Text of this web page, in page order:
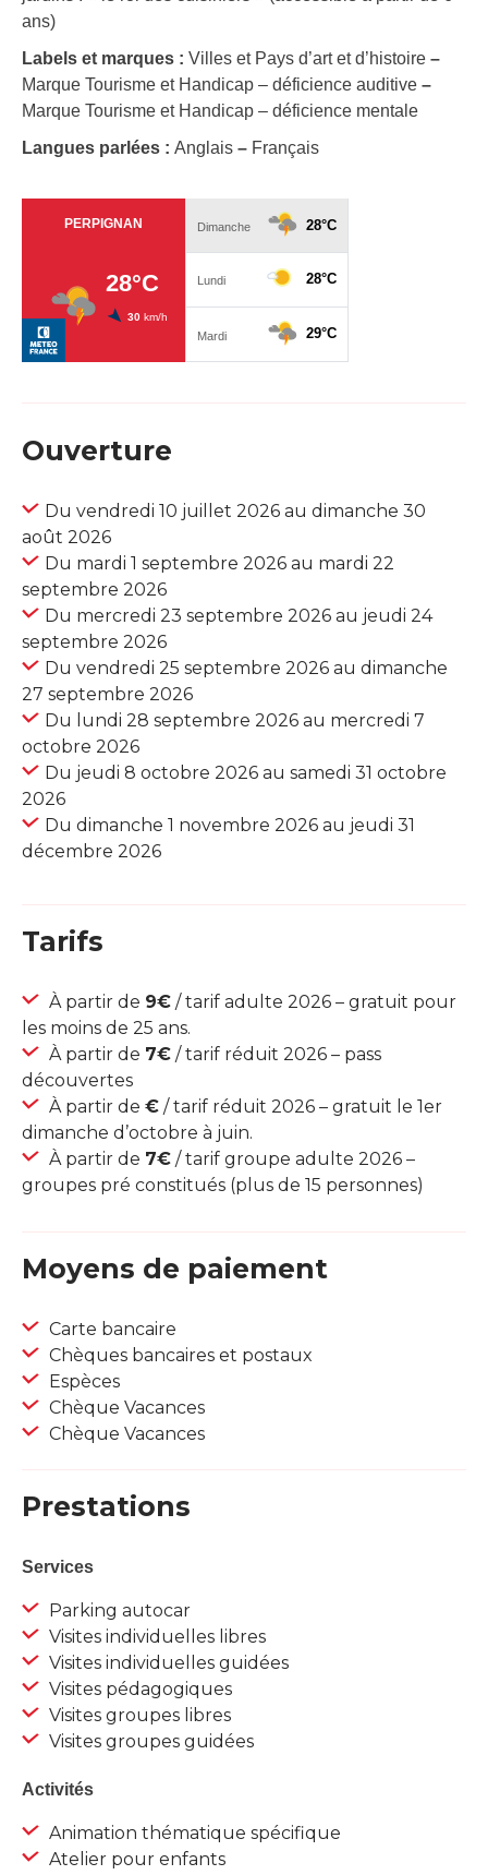
ans)
Labels et marques : Villes et Pays d’art et d’histoire –
Marque Tourisme et Handicap – déficience auditive –
Marque Tourisme et Handicap – déficience mentale
Langues parlées : Anglais – Français
Ouverture
Du vendredi 10 juillet 2026 au dimanche 30
août 2026
Du mardi 1 septembre 2026 au mardi 22
septembre 2026
Du mercredi 23 septembre 2026 au jeudi 24
septembre 2026
Du vendredi 25 septembre 2026 au dimanche
27 septembre 2026
Du lundi 28 septembre 2026 au mercredi 7
octobre 2026
Du jeudi 8 octobre 2026 au samedi 31 octobre
2026
Du dimanche 1 novembre 2026 au jeudi 31
décembre 2026
Tarifs
À partir de 9€ / tarif adulte 2026 – gratuit pour
les moins de 25 ans.
À partir de 7€ / tarif réduit 2026 – pass
découvertes
À partir de € / tarif réduit 2026 – gratuit le 1er
dimanche d’octobre à juin.
À partir de 7€ / tarif groupe adulte 2026 –
groupes pré constitués (plus de 15 personnes)
Moyens de paiement
Carte bancaire
Chèques bancaires et postaux
Espèces
Chèque Vacances
Chèque Vacances
Prestations
Services
Parking autocar
Visites individuelles libres
Visites individuelles guidées
Visites pédagogiques
Visites groupes libres
Visites groupes guidées
Activités
Animation thématique spécifique
Atelier pour enfants